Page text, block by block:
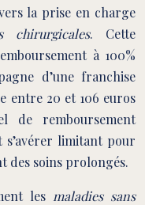
la prise en charge
chirurgicales. Cette
à 100%
d’une franchise
entre 20 et 106 euros
de remboursement
s’avérer limitant pour
des soins prolongés.
les maladies sans